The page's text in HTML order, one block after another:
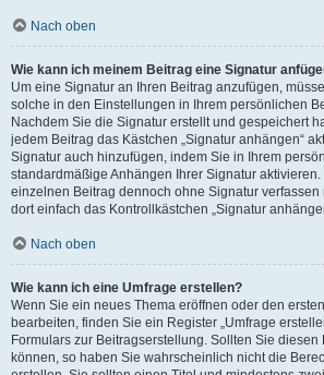
Nach oben
Wie kann ich meinem Beitrag eine Signatur
Um eine Signatur an Ihren Beitrag anzufügen,
solche in den Einstellungen in Ihrem persönlichen
Nachdem Sie die Signatur erstellt und gespeichert
jedem Beitrag das Kästchen „Signatur anhängen“
Signatur auch hinzufügen, indem Sie in Ihrem
standardmäßige Anhängen Ihrer Signatur
einzelnen Beitrag dennoch ohne Signatur verfassen
dort einfach das Kontrollkästchen „Signatur
Nach oben
Wie kann ich eine Umfrage erstellen?
Wenn Sie ein neues Thema eröffnen oder den
bearbeiten, finden Sie ein Register „Umfrage
Formulars zur Beitragserstellung. Sollten Sie diesen
können, so haben Sie wahrscheinlich nicht die